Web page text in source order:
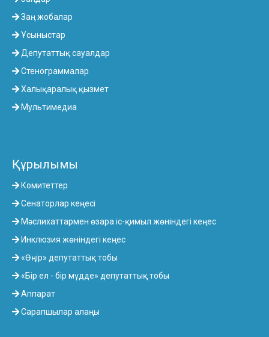
Заң жобалар
Ұсыныстар
Депутаттық сауалдар
Стенограммалар
Халықаралық қызмет
Мультимедиа
Құрылымы
Комитеттер
Сенаторлар кеңесі
Мәслихаттармен өзара іс-қимыл жөніндегі кеңес
Инклюзия жөніндегі кеңес
«Өңір» депутаттық тобы
«Бір ел - бір мүдде» депутаттық тобы
Аппарат
Сарапшылар алаңы